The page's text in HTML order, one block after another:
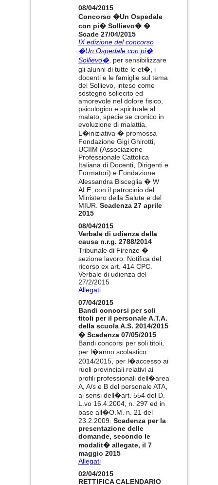
08/04/2015
Concorso �Un Ospedale
con pi� Sollievo� �
Scade 27/04/2015
IX edizione del concorso
�Un Ospedale con pi�
Sollievo�, per sensibilizzare
gli alunni di tutte le et�, i
docenti e le famiglie sul tema
del Sollievo, inteso come
sostegno sollecito ed
amorevole nel dolore fisico,
psicologico e spirituale al
malato, specie se cronico in
evoluzione di malattia.
L�iniziativa � promossa
Fondazione Gigi Ghirotti,
UCIIM (Associazione
Professionale Cattolica
Italiana di Docenti, Dirigenti e
Formatori) e Fondazione
Alessandra Bisceglia � W
ALE, con il patrocinio del
Ministero della Salute e del
MIUR. Scadenza 27 aprile
2015
08/04/2015
Verbale di udienza della
causa n.r.g. 2788/2014
Tribunale di Firenze �
sezione lavoro. Notifica del
ricorso ex art. 414 CPC.
Verbale di udienza del
27/2/2015
Allegati
07/04/2015
Bandi concorsi per soli
titoli per il personale A.T.A.
della scuola A.S. 2014/2015
� Scadenza 07/05/2015
Bandi concorsi per soli titoli,
per l�anno scolastico
2014/2015, per l�accesso ai
ruoli provinciali relativi ai
profili professionali dell�area
A, A/s e B del personale ATA,
ai sensi dell�art. 554 del D.
L.vo 16.4.2004, n. 297 ed in
base all�O.M. n. 21 del
23.2.2009. Scadenza per la
presentazione delle
domande, secondo le
modalit� allegate, il 7
maggio 2015
Allegati
02/04/2015
RETTIFICA CALENDARIO